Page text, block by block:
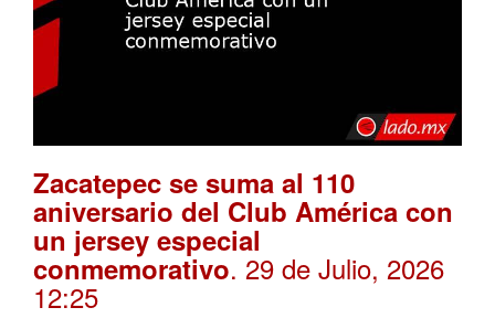
Zacatepec se suma al 110
aniversario del Club América con
un jersey especial
conmemorativo. 29 de Julio, 2026
12:25